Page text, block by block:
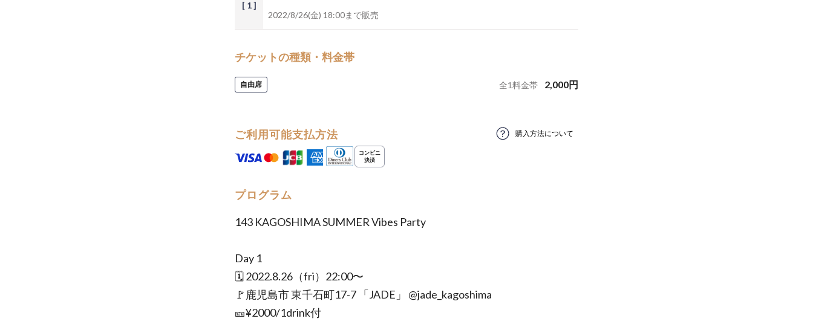
[ 1 ]
2022/8/26(金) 18:00まで販売
チケットの種類・料金帯
自由席 全1料金帯 2,000円
ご利用可能支払方法 購入方法について
プログラム
143 KAGOSHIMA SUMMER Vibes Party
Day 1
🗓 2022.8.26（fri）22:00〜
🚩鹿児島市 東千石町17-7 「JADE」 @jade_kagoshima
🎫¥2000/1drink付